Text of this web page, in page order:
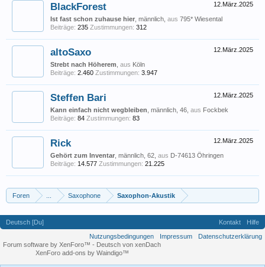
12.März.2025
BlackForest
Ist fast schon zuhause hier , männlich, aus 795* Wiesental
Beiträge: 235 Zustimmungen: 312
12.März.2025
altoSaxo
Strebt nach Höherem aus Köln
Beiträge: 2.460 Zustimmungen: 3.947
12.März.2025
Steffen Bari
Kann einfach nicht wegbleiben , männlich, 46, aus Fockbek
Beiträge: 84 Zustimmungen: 83
12.März.2025
Rick
Gehört zum Inventar , männlich, 62, aus D-74613 Öhringen
Beiträge: 14.577 Zustimmungen: 21.225
Foren Saxophone Saxophon-Akustik
Deutsch [Du] Kontakt
Hilfe
Nutzungsbedingungen
Impressum
Datenschutzerklärung
Forum software by XenForo™ - Deutsch von xenDach
XenForo add-ons by Waindigo™